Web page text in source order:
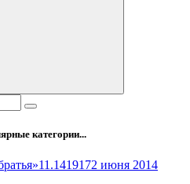
категории...
11.1419172 июня 2014